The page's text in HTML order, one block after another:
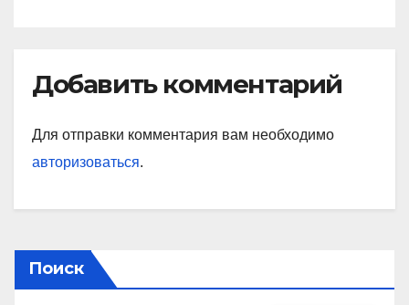
Добавить комментарий
Для отправки комментария вам необходимо
авторизоваться.
Поиск